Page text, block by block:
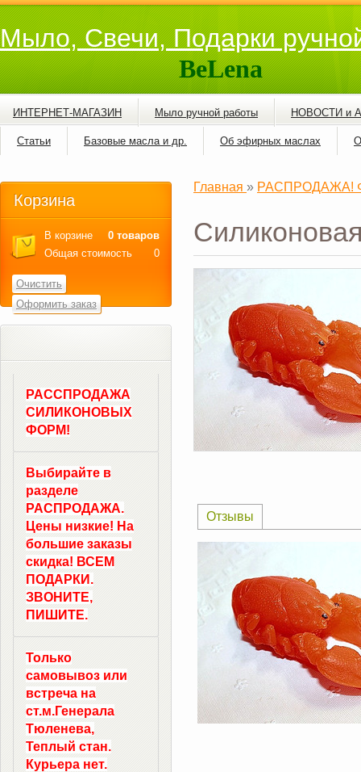
Мыло, Свечи, Подарки
BeLena
ИНТЕРНЕТ-МАГАЗИН Мыло ручной работы НОВОСТИ и
Статьи Базовые масла и др. Об эфирных маслах
Главная » РАСПРОДАЖА!
Отзывы
Корзина
В корзине
0 товаров
Общая стоимость
0
Очистить
Оформить заказ
РАССПРОДАЖА
СИЛИКОНОВЫХ
ФОРМ!
Выбирайте в
разделе
РАСПРОДАЖА.
Цены низкие! На
большие заказы
скидка! ВСЕМ
ПОДАРКИ.
ЗВОНИТЕ,
ПИШИТЕ.
Только
самовывоз или
встреча на
ст.м.Генерала
Тюленева,
Теплый стан.
Курьера нет.